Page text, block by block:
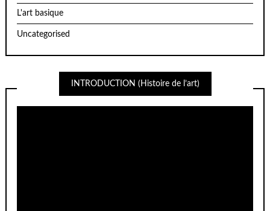
L'art basique
Uncategorised
INTRODUCTION (Histoire de l’art)